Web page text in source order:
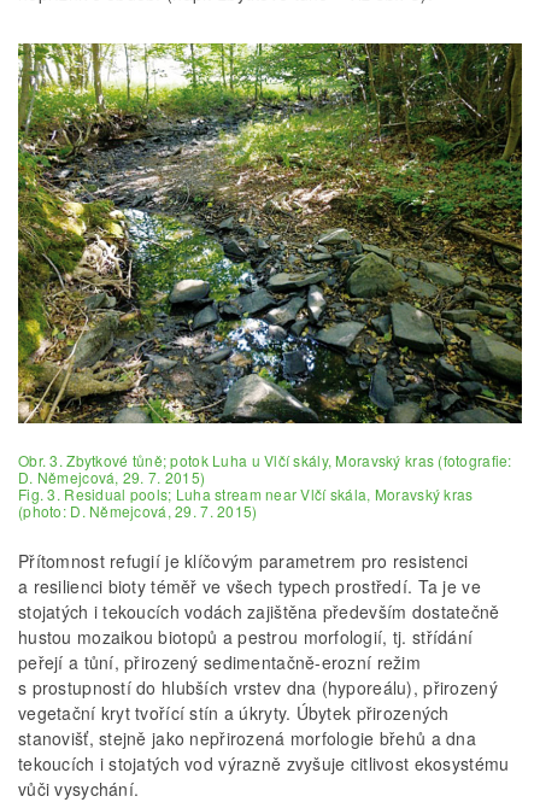
Obr. 3. Zbytkové tůně; potok Luha u Vlčí skály, Moravský kras (fotografie:
D. Němejcová, 29. 7. 2015)
Fig. 3. Residual pools; Luha stream near Vlčí skála, Moravský kras
(photo: D. Němejcová, 29. 7. 2015)
Přítomnost refugií je klíčovým parametrem pro resistenci
a resilienci bioty téměř ve všech typech prostředí. Ta je ve
stojatých i tekoucích vodách zajištěna především dostatečně
hustou mozaikou biotopů a pestrou morfologií, tj. střídání
peřejí a tůní, přirozený sedimentačně-erozní režim
s prostupností do hlubších vrstev dna (hyporeálu), přirozený
vegetační kryt tvořící stín a úkryty. Úbytek přirozených
stanovišť, stejně jako nepřirozená morfologie břehů a dna
tekoucích i stojatých vod výrazně zvyšuje citlivost ekosystému
vůči vysychání.